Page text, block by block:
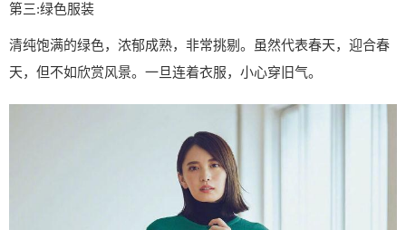
第三:绿色服装
清纯饱满的绿色，浓郁成熟，非常挑剔。虽然代表春天，迎合春
天，但不如欣赏风景。一旦连着衣服，小心穿旧气。